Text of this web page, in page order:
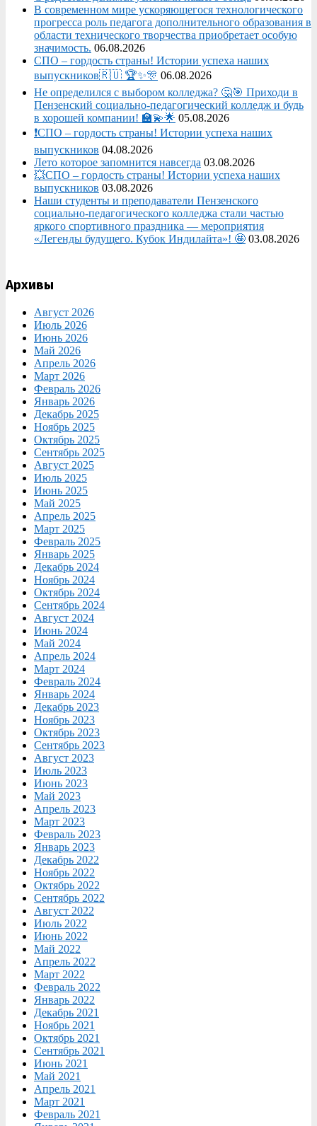
В современном мире ускоряющегося технологического
прогресса роль педагога дополнительного образования в
области технического творчества приобретает особую
значимость. 06.08.2026
СПО – гордость страны! Истории успеха наших
выпускников🇷🇺 🏆✨🎊 06.08.2026
Не определился с выбором колледжа? 🤔🎯 Приходи в
Пензенский социально-педагогический колледж и будь
в хорошей компании! 🏫💫🌟 05.08.2026
❗СПО – гордость страны! Истории успеха наших
выпускников 04.08.2026
Лето которое запомнится навсегда 03.08.2026
💥СПО – гордость страны! Истории успеха наших
выпускников 03.08.2026
Наши студенты и преподаватели Пензенского
социально‑педагогического колледжа стали частью
яркого спортивного праздника — мероприятия
«Легенды будущего. Кубок Индилайта»! 🤩 03.08.2026
Архивы
Август 2026
Июль 2026
Июнь 2026
Май 2026
Апрель 2026
Март 2026
Февраль 2026
Январь 2026
Декабрь 2025
Ноябрь 2025
Октябрь 2025
Сентябрь 2025
Август 2025
Июль 2025
Июнь 2025
Май 2025
Апрель 2025
Март 2025
Февраль 2025
Январь 2025
Декабрь 2024
Ноябрь 2024
Октябрь 2024
Сентябрь 2024
Август 2024
Июнь 2024
Май 2024
Апрель 2024
Март 2024
Февраль 2024
Январь 2024
Декабрь 2023
Ноябрь 2023
Октябрь 2023
Сентябрь 2023
Август 2023
Июль 2023
Июнь 2023
Май 2023
Апрель 2023
Март 2023
Февраль 2023
Январь 2023
Декабрь 2022
Ноябрь 2022
Октябрь 2022
Сентябрь 2022
Август 2022
Июль 2022
Июнь 2022
Май 2022
Апрель 2022
Март 2022
Февраль 2022
Январь 2022
Декабрь 2021
Ноябрь 2021
Октябрь 2021
Сентябрь 2021
Июнь 2021
Май 2021
Апрель 2021
Март 2021
Февраль 2021